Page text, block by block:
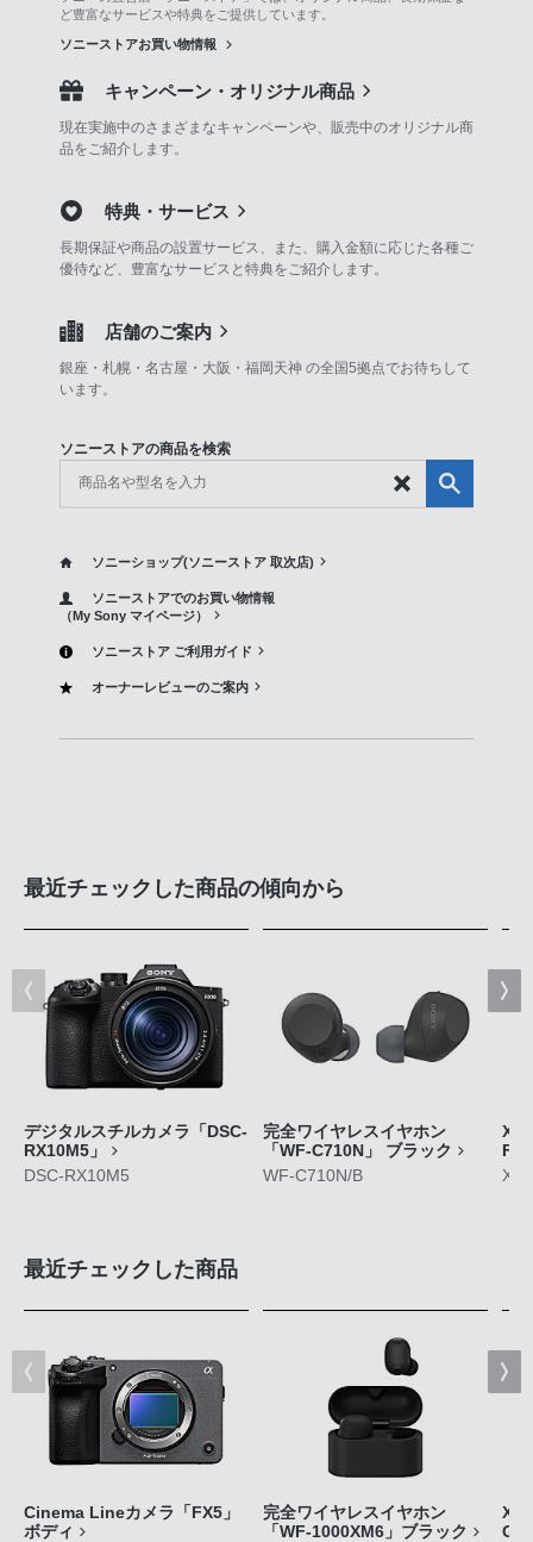
ど豊富なサービスや特典をご提供しています。
ソニーストアお買い物情報
キャンペーン・オリジナル商品
現在実施中のさまざまなキャンペーンや、販売中のオリジナル商
品をご紹介します。
特典・サービス
長期保証や商品の設置サービス、また、購入金額に応じた各種ご
優待など、豊富なサービスと特典をご紹介します。
店舗のご案内
銀座・札幌・名古屋・大阪・福岡天神 の全国5拠点でお待ちして
います。
ソニーストアの商品を検索
ソニーショップ(ソニーストア 取次店)
ソニーストアでのお買い物情報
（My Sony マイページ）
ソニーストア ご利用ガイド
オーナーレビューのご案内
最近チェックした商品の傾向から
デジタルスチルカメラ「DSC-
RX10M5」
DSC-RX10M5
完全ワイヤレスイヤホン
「WF-C710N」 ブラック
WF-C710N/B
最近チェックした商品
Cinema Lineカメラ「FX5」
ボディ
完全ワイヤレスイヤホン
「WF-1000XM6」ブラック